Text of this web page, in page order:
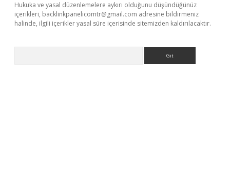
Hukuka ve yasal düzenlemelere aykırı olduğunu düşündüğünüz
içerikleri, backlinkpanelicomtr@gmail.com adresine bildirmeniz
halinde, ilgili içerikler yasal süre içerisinde sitemizden kaldırılacaktır.